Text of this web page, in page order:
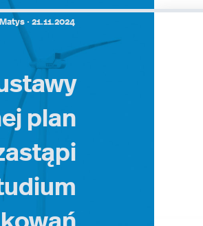
· 21.11.2024
plan